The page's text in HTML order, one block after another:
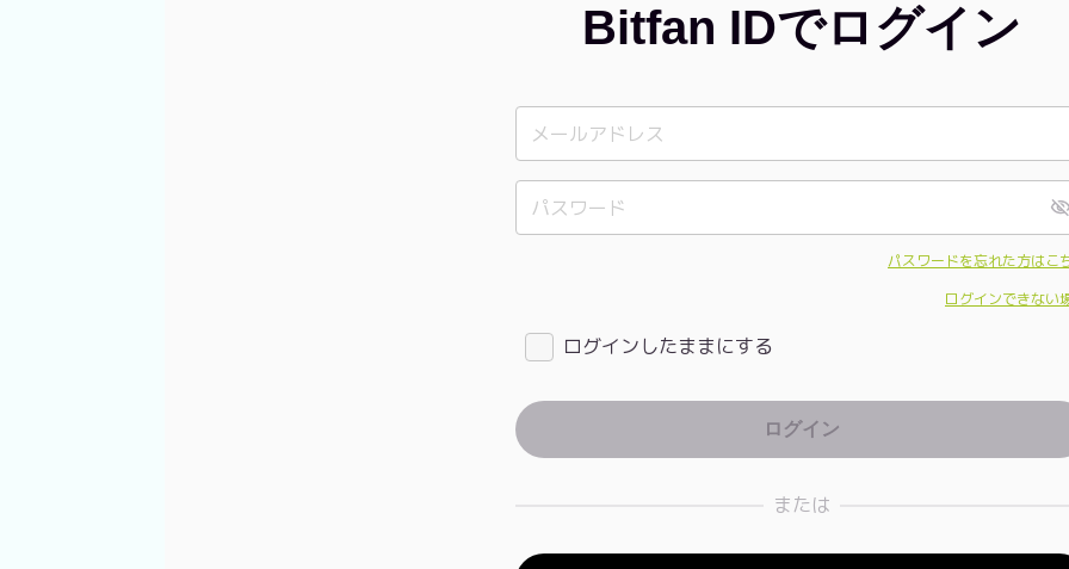
Bitfan IDでログイン
パスワードを忘れた方はこ
ログインできない
ログインしたままにする
または